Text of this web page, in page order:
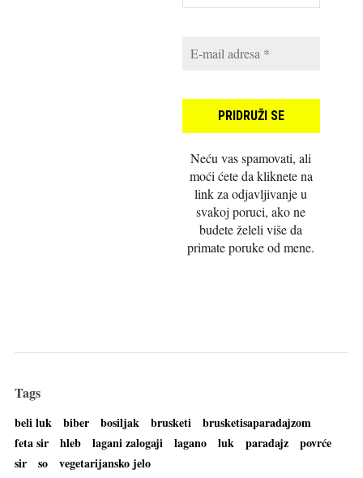
Neću vas spamovati, ali
moći ćete da kliknete na
link za odjavljivanje u
svakoj poruci, ako ne
budete želeli više da
primate poruke od mene.
Tags
beli luk biber bosiljak brusketi
brusketisaparadajzom
feta sir
hleb lagani zalogaji lagano luk paradajz
povrće
sir
so vegetarijansko jelo